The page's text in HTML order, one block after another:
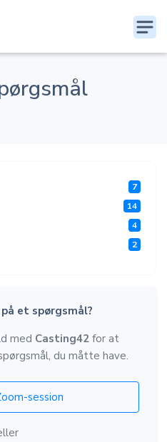
7
14
4
2
et spørgsmål?
med Casting42 for at
du måtte have.
session